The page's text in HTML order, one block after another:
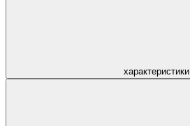
характеристики